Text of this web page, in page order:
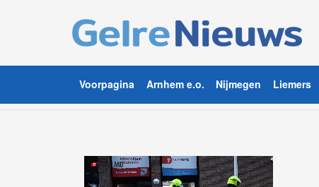
Voorpagina Arnhem e.o. Nijmegen Liemers